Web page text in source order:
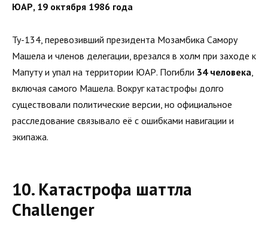
ЮАР, 19 октября 1986 года
Ту-134, перевозивший президента Мозамбика Самору
Машела и членов делегации, врезался в холм при заходе к
Мапуту и упал на территории ЮАР. Погибли 34 человека
включая самого Машела. Вокруг катастрофы долго
существовали политические версии, но официальное
расследование связывало её с ошибками навигации и
экипажа.
10. Катастрофа шаттла
Challenger